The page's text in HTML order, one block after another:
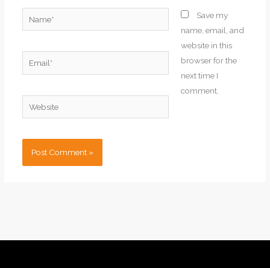
Website
Save my
name, email, and
website in this
browser for the
next time I
comment.